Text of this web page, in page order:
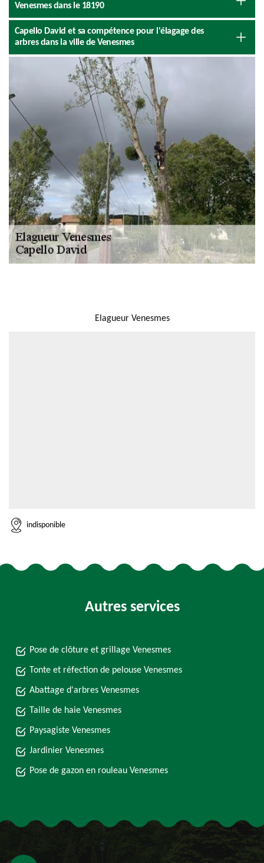
Venesmes dans le 18190
Capello David et sa compétence pour l'élagage des
arbres dans la ville de Venesmes
Elagueur Venesmes
indisponible
Autres services
Pose de clôture et grillage Venesmes
Tonte et réfection de pelouse Venesmes
Abattage d'arbres Venesmes
Taille de haie Venesmes
Paysagiste Venesmes
Jardinier Venesmes
Pose de gazon en rouleau Venesmes